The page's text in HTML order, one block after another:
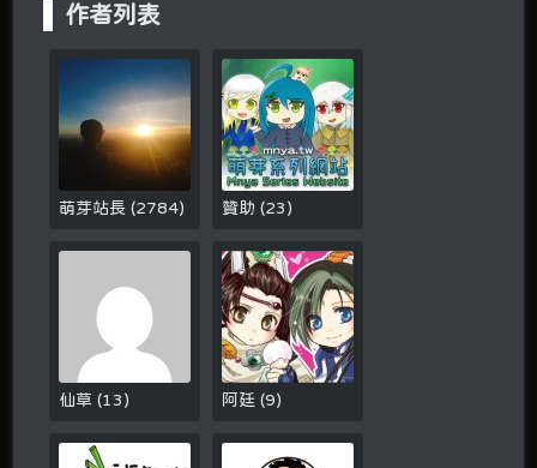
作者列表
萌芽站長(2784) 贊助(23 )
仙草(13 ) 阿廷(9)